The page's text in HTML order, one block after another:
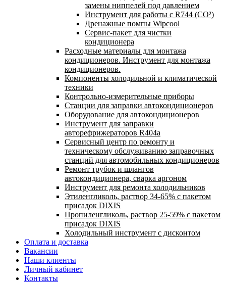
замены ниппелей под давлением
Инструмент для работы с R744 (CO²)
Дренажные помпы Wipcool
Сервис-пакет для чистки
кондиционера
Расходные материалы для монтажа
кондиционеров. Инструмент для монтажа
кондиционеров.
Компоненты холодильной и климатической
техники
Контрольно-измерительные приборы
Станции для заправки автокондиционеров
Оборудование для автокондиционеров
Инструмент для заправки
авторефрижераторов R404a
Сервисный центр по ремонту и
техническому обслуживанию заправочных
станций для автомобильных кондиционеров
Ремонт трубок и шлангов
автокондиционера, сварка аргоном
Инструмент для ремонта холодильников
Этиленгликоль, раствор 34-65% с пакетом
присадок DIXIS
Пропиленгликоль, раствор 25-59% с пакетом
присадок DIXIS
Холодильный инструмент с дисконтом
Оплата и доставка
Вакансии
Наши клиенты
Личный кабинет
Контакты